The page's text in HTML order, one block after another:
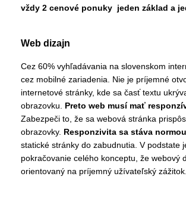
vždy 2 cenové ponuky jeden základ a
Web dizajn
Cez 60% vyhľadávania na slovenskom
cez mobilné zariadenia. Nie je príjemné
internetové stránky, kde sa časť textu
obrazovku. Preto web musí mať
Zabezpeči to, že sa webová stránka
obrazovky. Responzivita sa stáva normou
statické stránky do zabudnutia. V podstate
pokračovanie celého konceptu, že webový
orientovaný na príjemný užívateľský zážitok.